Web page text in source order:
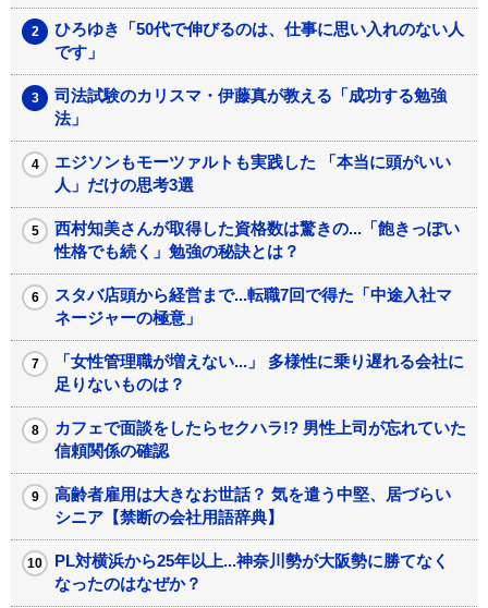
ひろゆき「50代で伸びるのは、仕事に思い入れのない人
です」
司法試験のカリスマ・伊藤真が教える「成功する勉強
法」
エジソンもモーツァルトも実践した 「本当に頭がいい
人」だけの思考3選
西村知美さんが取得した資格数は驚きの...「飽きっぽい
性格でも続く」勉強の秘訣とは？
スタバ店頭から経営まで...転職7回で得た「中途入社マ
ネージャーの極意」
「女性管理職が増えない...」 多様性に乗り遅れる会社に
足りないものは？
カフェで面談をしたらセクハラ!? 男性上司が忘れていた
信頼関係の確認
高齢者雇用は大きなお世話？ 気を遣う中堅、居づらい
シニア【禁断の会社用語辞典】
PL対横浜から25年以上...神奈川勢が大阪勢に勝てなく
なったのはなぜか？